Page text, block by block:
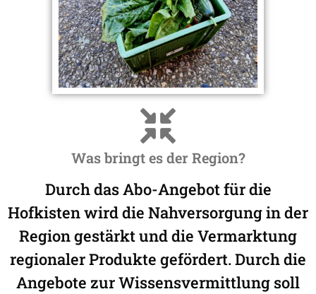
Was bringt es der Region?
Durch das Abo-Angebot für die
Hofkisten wird die Nahversorgung in der
Region gestärkt und die Vermarktung
regionaler Produkte gefördert. Durch die
Angebote zur Wissensvermittlung soll